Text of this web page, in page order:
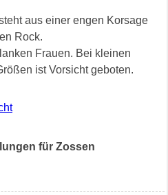
aus einer engen Korsage
Rock.
Frauen. Bei kleinen
ist Vorsicht geboten.
für Zossen